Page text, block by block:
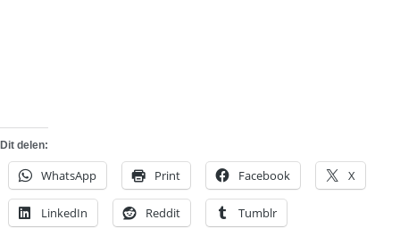
Dit delen:
WhatsApp Print Facebook X
LinkedIn Reddit Tumblr